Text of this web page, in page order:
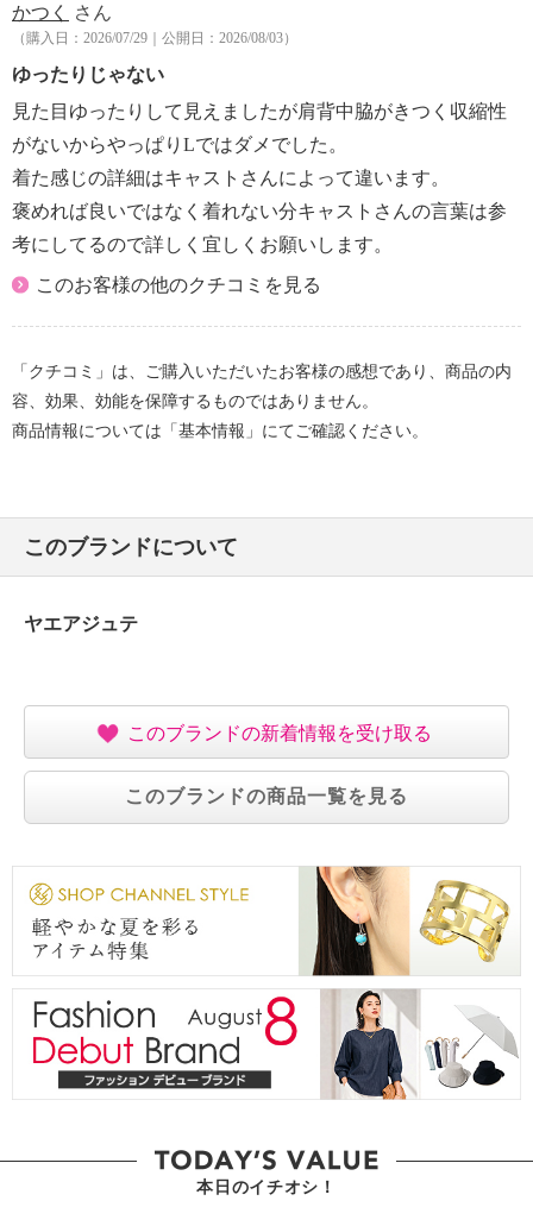
かつく さん
（購入日：2026/07/29｜公開日：2026/08/03）
ゆったりじゃない
見た目ゆったりして見えましたが肩背中脇がきつく収縮性
がないからやっぱりLではダメでした。
着た感じの詳細はキャストさんによって違います。
褒めれば良いではなく着れない分キャストさんの言葉は参
考にしてるので詳しく宜しくお願いします。
このお客様の他のクチコミを見る
「クチコミ」は、ご購入いただいたお客様の感想であり、商品の内
容、効果、効能を保障するものではありません。
商品情報については「基本情報」にてご確認ください。
このブランドについて
ヤエアジュテ
このブランドの新着情報を受け取る
このブランドの商品一覧を見る
本日のイチオシ！